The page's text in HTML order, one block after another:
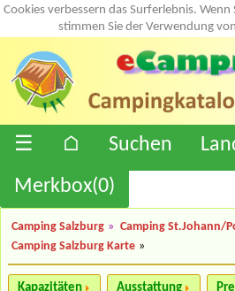
Cookies verbessern das Surferlebnis.
stimmen Sie der Verwendung
☰ ⌂ Suchen
Merkbox(0)
Camping Salzburg » Camping St.Johann/
Camping Salzburg Karte »
Kapazitäten Ausstattung